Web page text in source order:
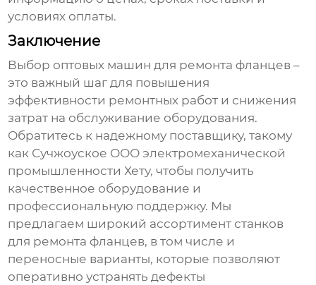
условиях оплаты.
Заключение
Выбор оптовых машин для ремонта фланцев –
это важный шаг для повышения
эффективности ремонтных работ и снижения
затрат на обслуживание оборудования.
Обратитесь к надежному поставщику, такому
как Сучжоуское ООО электромеханической
промышленности Хету, чтобы получить
качественное оборудование и
профессиональную поддержку. Мы
предлагаем широкий ассортимент станков
для ремонта фланцев, в том числе и
переносные варианты, которые позволяют
оперативно устранять дефекты